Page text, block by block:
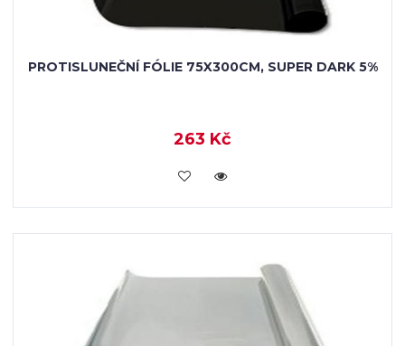
PROTISLUNEČNÍ FÓLIE 75X300CM, SUPER DARK 5%
263 Kč
VLOŽIT DO KOŠÍKU